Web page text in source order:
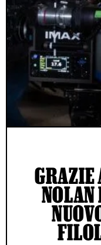
GRAZIE
NOLAN